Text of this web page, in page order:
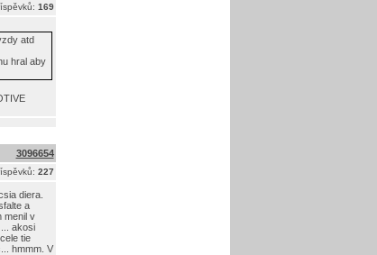
169
atd
hral aby
3096654
227
diera.
a
menil v
akosi
tie
hmmm. V